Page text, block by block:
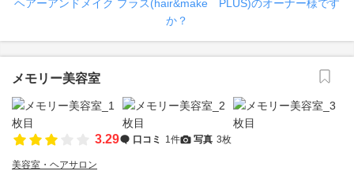
ヘアーアンドメイク プラス(hair&make PLUS)のオーナー様です
か？
メモリー美容室
3.29 口コミ 1件 写真 3枚
美容室・ヘアサロン